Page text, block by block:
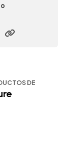
DE